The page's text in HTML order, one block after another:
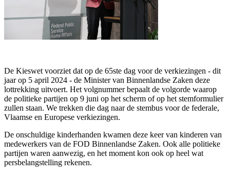
De Kieswet voorziet dat op de 65ste dag voor de verkiezingen - dit
jaar op 5 april 2024 - de Minister van Binnenlandse Zaken deze
lottrekking uitvoert. Het volgnummer bepaalt de volgorde waarop
de politieke partijen op 9 juni op het scherm of op het stemformulier
zullen staan. We trekken die dag naar de stembus voor de federale,
Vlaamse en Europese verkiezingen.
De onschuldige kinderhanden kwamen deze keer van kinderen van
medewerkers van de FOD Binnenlandse Zaken. Ook alle politieke
partijen waren aanwezig, en het moment kon ook op heel wat
persbelangstelling rekenen.